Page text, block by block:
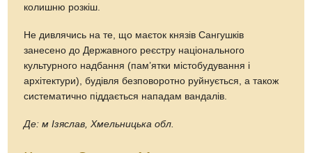
колишню розкіш.
Не дивлячись на те, що маєток князів Сангушків
занесено до Державного реєстру національного
культурного надбання (пам’ятки містобудування і
архітектури), будівля безповоротно руйнується, а також
систематично піддається нападам вандалів.
Де: м Ізяслав, Хмельницька обл.